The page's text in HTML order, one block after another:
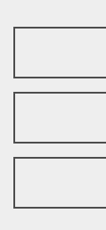
ottimale per
informazioni di
pertanto